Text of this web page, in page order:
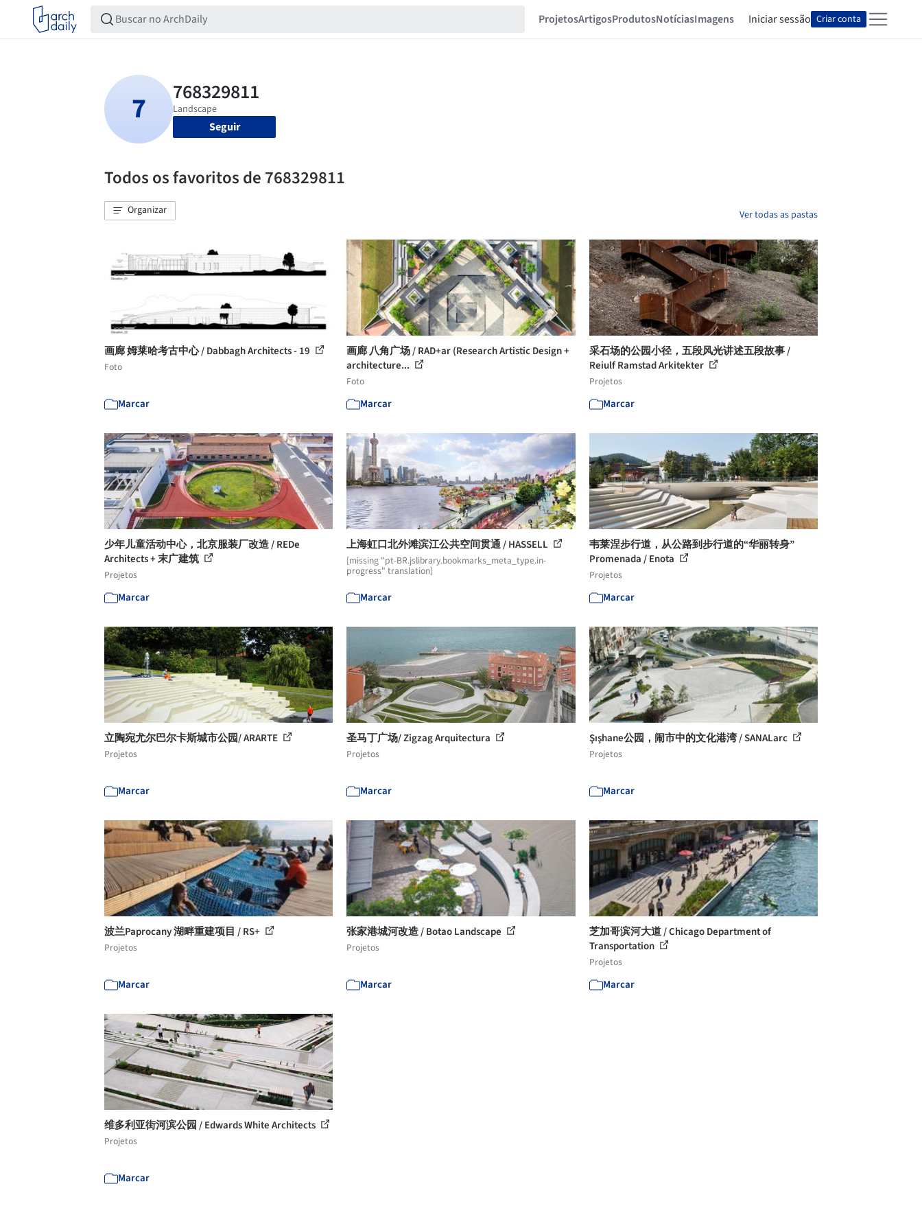
ProjetosArtigosProdutosNotíciasImagens Iniciar sessão Criar conta
Seguir
Todos os favoritos de 768329811
Organizar Ver todas as pastas
画廊 姆莱哈考古中心 / Dabbagh Architects - 19
Foto
Marcar
画廊 八角广场 / RAD+ar (Research Artistic Design +
architecture...
Foto
Marcar
采石场的公园小径，五段风光讲述五段故事 /
Reiulf Ramstad Arkitekter
Projetos
Marcar
少年儿童活动中心，北京服装厂改造 / REDe
Architects + 末广建筑
Projetos
Marcar
上海虹口北外滩滨江公共空间贯通 / HASSELL
[missing "pt-BR.jslibrary.bookmarks_meta_type.in-
progress" translation]
Marcar
韦莱涅步行道，从公路到步行道的“华丽转身”
Promenada / Enota
Projetos
Marcar
立陶宛尤尔巴尔卡斯城市公园/ ARARTE
Projetos
Marcar
圣马丁广场/ Zigzag Arquitectura
Projetos
Marcar
Şışhane公园，闹市中的文化港湾 / SANALarc
Projetos
Marcar
波兰Paprocany 湖畔重建项目 / RS+
Projetos
Marcar
张家港城河改造 / Botao Landscape
Projetos
Marcar
芝加哥滨河大道 / Chicago Department of
Transportation
Projetos
Marcar
维多利亚街河滨公园 / Edwards White Architects
Projetos
Marcar